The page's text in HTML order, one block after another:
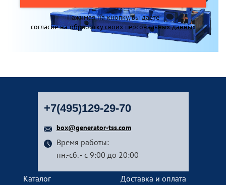
Нажимая на кнопку, вы даете
согласие на обработку своих персональных данных
+7(495)129-29-70
box@generator-tss.com
Время работы:
пн.-сб. - с 9:00 до 20:00
Каталог Доставка и оплата